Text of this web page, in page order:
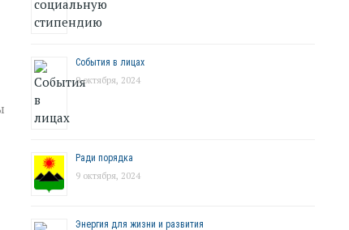
События в лицах
9 октября, 2024
Ради порядка
9 октября, 2024
Энергия для жизни и развития